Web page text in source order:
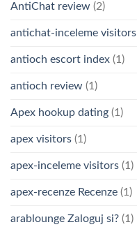
AntiChat review (2)
antichat-inceleme visitors
antioch escort index (1)
antioch review (1)
Apex hookup dating (1)
apex visitors (1)
apex-inceleme visitors (1)
apex-recenze Recenze (1)
arablounge Zaloguj si? (1)